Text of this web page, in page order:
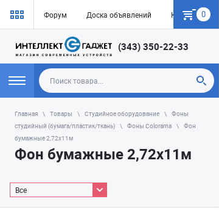
Форум Доска объявлений Как купить
0
(343) 350-22-33
Главная Товары Студийное оборудование
Фоны
студийный (бумага/пластик/ткань)
Фоны Colorama
Фон
бумажные 2,72х11м
Фон бумажные 2,72х11м
Все